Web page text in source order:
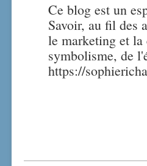
Ce blog est un
Savoir, au fil des
le marketing et
symbolisme, de
https://